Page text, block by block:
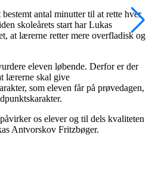
antal minutter til at rette hver
skoleårets start har Lukas
at lærerne retter mere overfladisk og
eleven løbende. Derfor er der
lærerne skal give
som eleven får på prøvedagen,
os elever og til dels kvaliteten
Antvorskov Fritzbøger.